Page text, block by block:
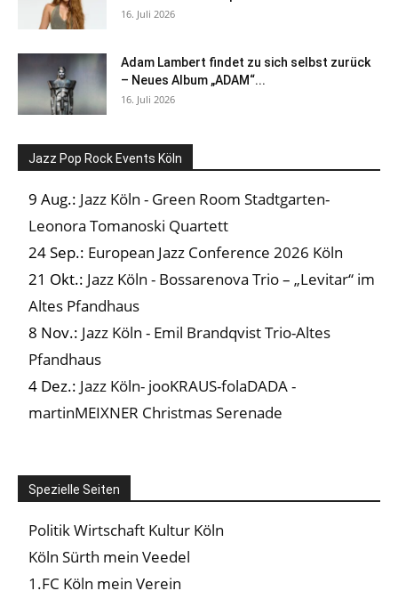
16. Juli 2026
Adam Lambert findet zu sich selbst zurück
– Neues Album „ADAM“...
16. Juli 2026
Jazz Pop Rock Events Köln
9 Aug.: Jazz Köln - Green Room Stadtgarten-
Leonora Tomanoski Quartett
24 Sep.: European Jazz Conference 2026 Köln
21 Okt.: Jazz Köln - Bossarenova Trio – „Levitar“ im
Altes Pfandhaus
8 Nov.: Jazz Köln - Emil Brandqvist Trio-Altes
Pfandhaus
4 Dez.: Jazz Köln- jooKRAUS-folaDADA -
martinMEIXNER Christmas Serenade
Spezielle Seiten
Politik Wirtschaft Kultur Köln
Köln Sürth mein Veedel
1.FC Köln mein Verein